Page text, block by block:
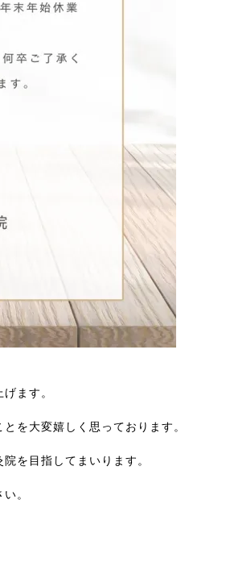
ます。
を大変嬉しく思っております。
を目指してまいります。
。